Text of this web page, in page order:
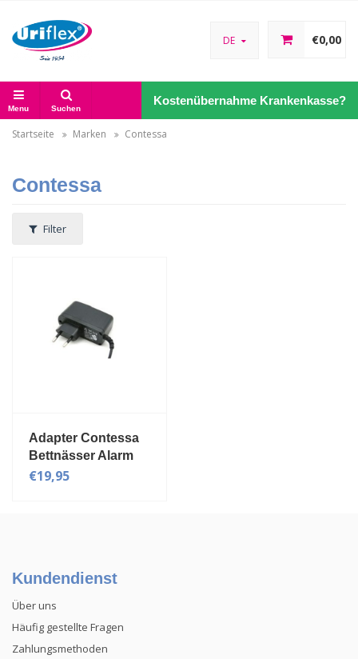
DE €0,00
Menu Suchen
Kostenübernahme Krankenkasse?
Startseite Marken Contessa
Contessa
Filter
Adapter Contessa
Bettnässer Alarm
€19,95
Kundendienst
Über uns
Häufig gestellte Fragen
Zahlungsmethoden